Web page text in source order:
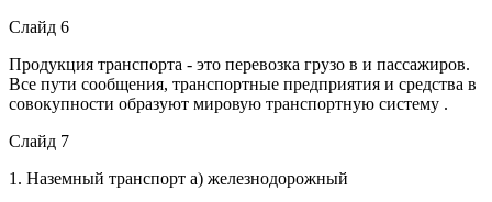
Слайд 6
Продукция транспорта - это перевозка грузо в и пассажиров.
Все пути сообщения, транспортные предприятия и средства в
совокупности образуют мировую транспортную систему .
Слайд 7
1. Наземный транспорт а) железнодорожный